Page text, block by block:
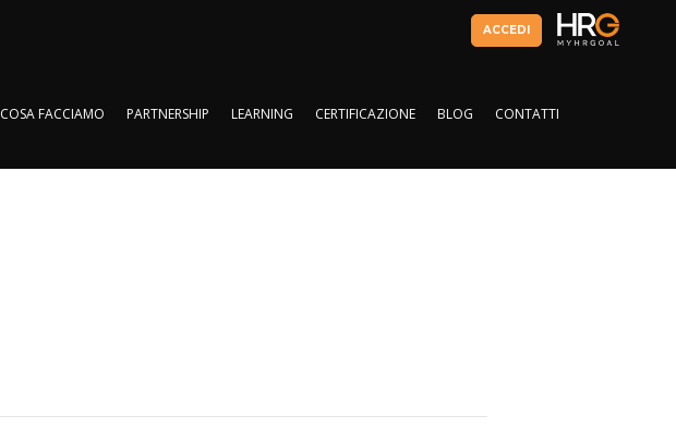
ACCEDI
COSA FACCIAMO PARTNERSHIP LEARNING CERTIFICAZIONE BLOG CONTATTI
BLOG CONTATTI